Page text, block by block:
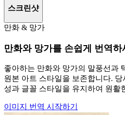
스크린샷
만화 & 망가
만화와 망가를 손쉽게 번역하
좋아하는 만화와 망가의 말풍선과
원본 아트 스타일을 보존합니다.
성과 글꼴 스타일을 유지하여 원활
이미지 번역 시작하기